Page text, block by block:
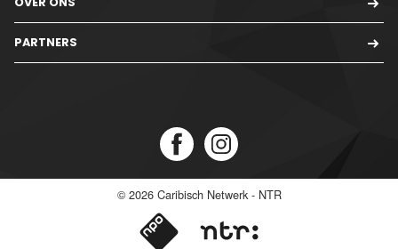
PARTNERS
© 2026 Caribisch Netwerk - NTR